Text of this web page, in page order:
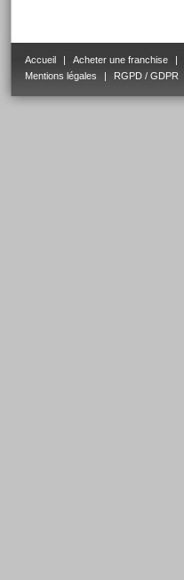
Accueil | Acheter une franchise |
Mentions légales
| RGPD / GDPR